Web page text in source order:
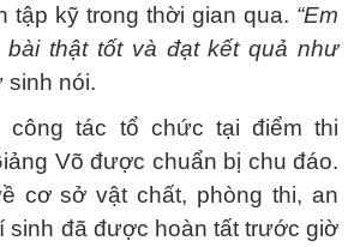
tập kỹ trong thời gian qua. “Em
thật tốt và đạt kết quả như
sinh nói.
công tác tổ chức tại điểm thi
Võ được chuẩn bị chu đáo.
cơ sở vật chất, phòng thi, an
sinh đã được hoàn tất trước giờ